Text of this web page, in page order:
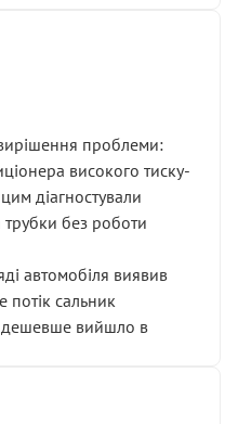
проблеми:
високого тиску-
діагностували
без роботи
автомобіля виявив
потік сальник
дешевше вийшло в